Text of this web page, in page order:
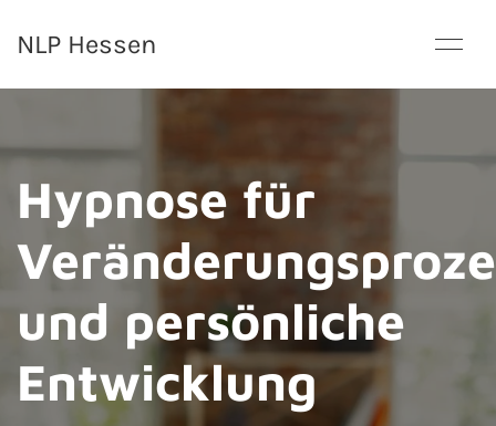
NLP Hessen
Hypnose für
und persönliche
Entwicklung